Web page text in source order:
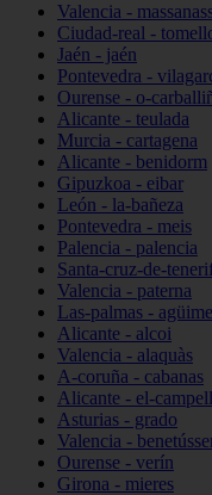
Valencia -
Ciudad-real -
Jaén - jaén
Pontevedra -
Ourense - o-
Alicante - teulada
Murcia - cartagena
Alicante - benidorm
Gipuzkoa - eibar
León - la-bañeza
Pontevedra - meis
Palencia - palencia
Santa-cruz-de-
Valencia - paterna
Las-palmas -
Alicante - alcoi
Valencia - alaquàs
A-coruña - cabanas
Alicante - el-
Asturias - grado
Valencia -
Ourense - verín
Girona - mieres